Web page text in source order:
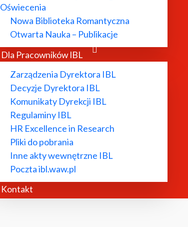
Oświecenia
Nowa Biblioteka Romantyczna
Otwarta Nauka – Publikacje
Dla Pracowników IBL
Zarządzenia Dyrektora IBL
Decyzje Dyrektora IBL
Komunikaty Dyrekcji IBL
Regulaminy IBL
HR Excellence in Research
Pliki do pobrania
Inne akty wewnętrzne IBL
Poczta ibl.waw.pl
Kontakt